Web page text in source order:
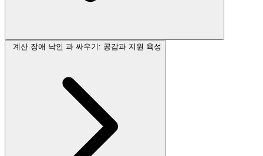
계산 장애 낙인 과 싸우기: 공감과 지원 육성